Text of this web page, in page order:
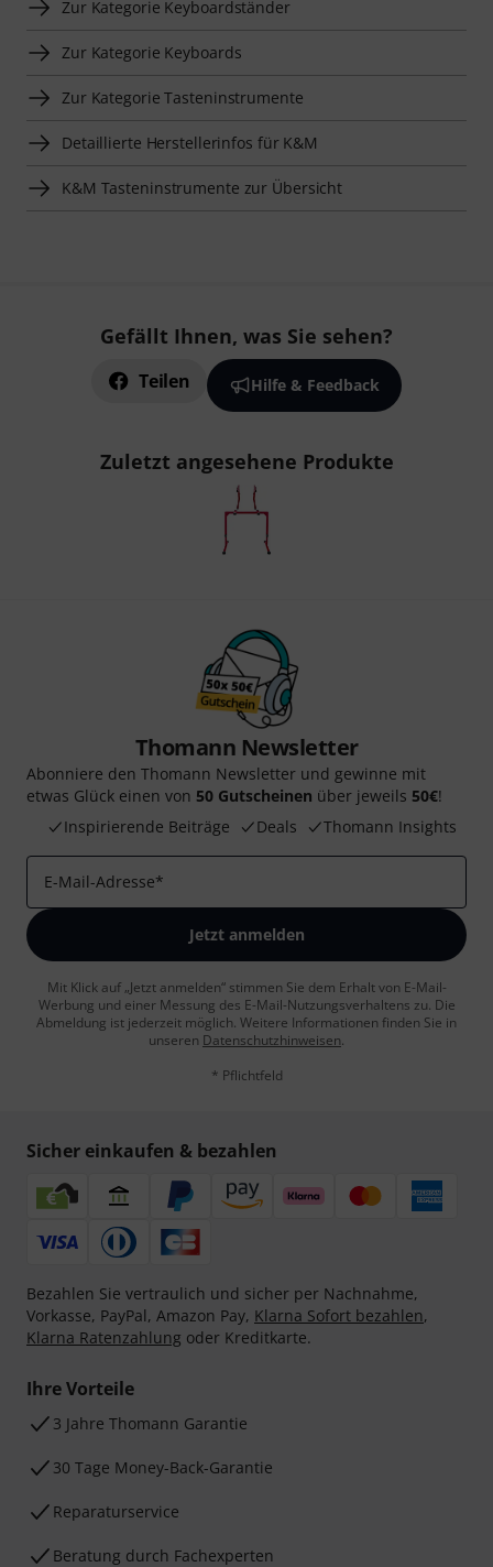
Zur Kategorie Keyboardständer
Zur Kategorie Keyboards
Zur Kategorie Tasteninstrumente
Detaillierte Herstellerinfos für K&M
K&M Tasteninstrumente zur Übersicht
Gefällt Ihnen, was Sie sehen?
Teilen Hilfe & Feedback
Zuletzt angesehene Produkte
Thomann Newsletter
Abonniere den Thomann Newsletter und gewinne mit
etwas Glück einen von 50 Gutscheinen über jeweils 50€!
Inspirierende Beiträge
Deals Thomann Insights
E-Mail-Adresse*
Jetzt anmelden
Mit Klick auf „Jetzt anmelden“ stimmen Sie dem Erhalt von E-Mail-
Werbung und einer Messung des E-Mail-Nutzungsverhaltens zu. Die
Abmeldung ist jederzeit möglich. Weitere Informationen finden Sie in
unseren Datenschutzhinweisen.
* Pflichtfeld
Sicher einkaufen & bezahlen
Bezahlen Sie vertraulich und sicher per Nachnahme,
Vorkasse, PayPal, Amazon Pay, Klarna Sofort bezahlen,
Klarna Ratenzahlung oder Kreditkarte.
Ihre Vorteile
3 Jahre Thomann Garantie
30 Tage Money-Back-Garantie
Reparaturservice
Beratung durch Fachexperten